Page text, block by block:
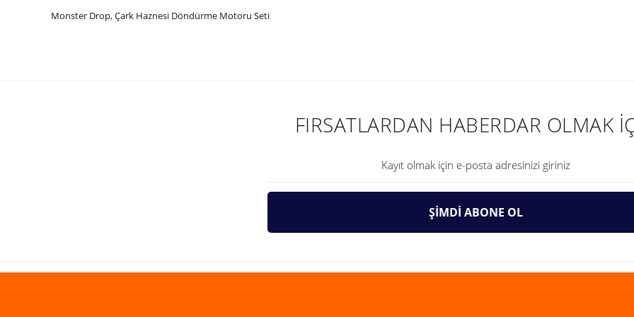
Monster Drop, Çark Haznesi Döndürme Motoru Seti
Gönder
FIRSATLARDAN HABERDAR OLMAK
ŞİMDİ ABONE OL